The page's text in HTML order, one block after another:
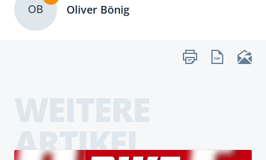
OB Oliver Bönig
ARTIKEL